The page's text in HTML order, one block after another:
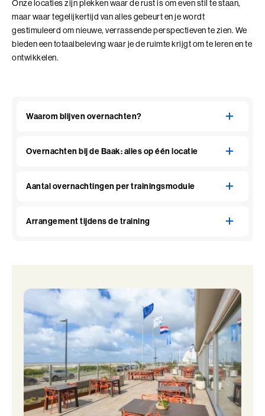
Onze locaties zijn plekken waar de rust is om even stil te staan,
maar waar tegelijkertijd van alles gebeurt en je wordt
gestimuleerd om nieuwe, verrassende perspectieven te zien. We
bieden een totaalbeleving waar je de ruimte krijgt om te leren en te
ontwikkelen.
Waarom blijven overnachten?
Overnachten bij de Baak: alles op één locatie
Aantal overnachtingen per trainingsmodule
Arrangement tijdens de training